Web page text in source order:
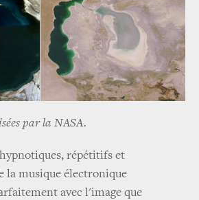
par la NASA.
répétitifs et
la musique électronique
avec l'image que